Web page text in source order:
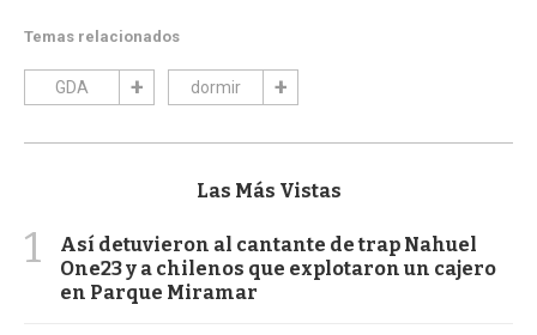
Temas relacionados
GDA dormir
Las Más Vistas
1
Así detuvieron al cantante de trap Nahuel
One23 y a chilenos que explotaron un cajero
en Parque Miramar